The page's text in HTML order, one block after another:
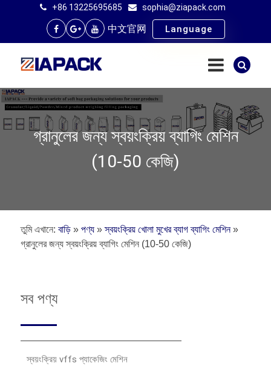
+86 13225695685 sophia@ziapack.com
中文官网 Language
গ্রানুলের জন্য স্বয়ংক্রিয় ব্যাগিং মেশিন
(10-50 কেজি)
তুমি এখানে: বাড়ি » পণ্য »স্বয়ংক্রিয় খোলা মুখের ব্যাগ ব্যাগিং মেশিন»
গ্রানুলের জন্য স্বয়ংক্রিয় ব্যাগিং মেশিন (10-50 কেজি)
সব পণ্য
স্বয়ংক্রিয় vffs প্যাকেজিং মেশিন